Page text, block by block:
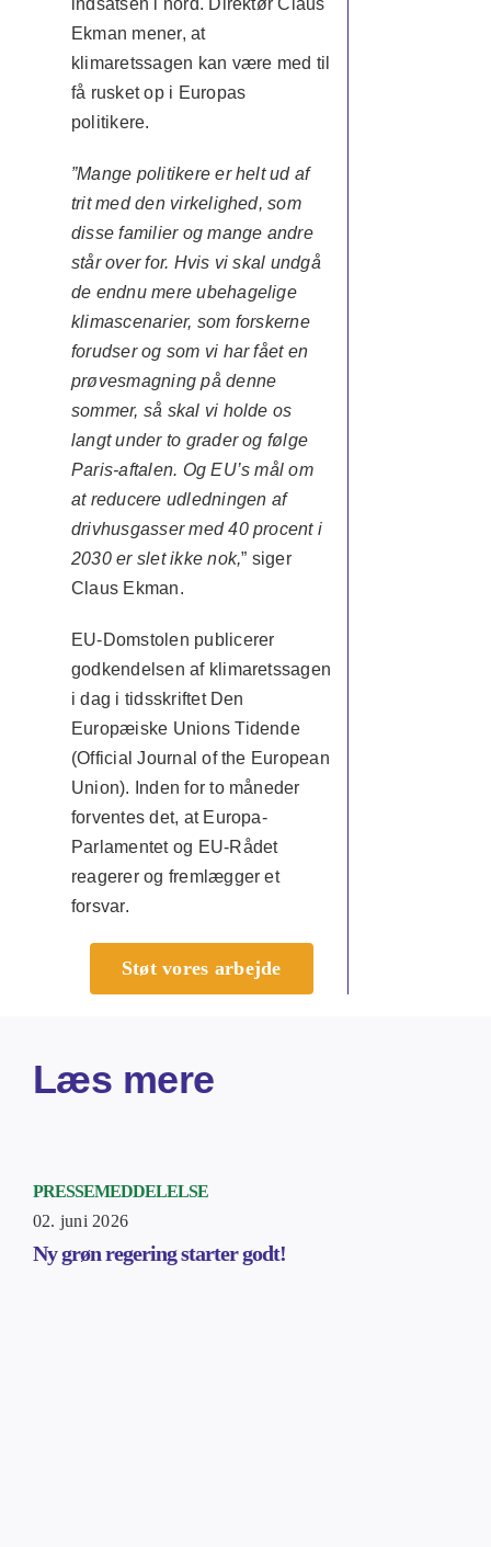
indsatsen i nord. Direktør Claus
Ekman mener, at
klimaretssagen kan være med til
få rusket op i Europas
politikere.
”Mange politikere er helt ud af
trit med den virkelighed, som
disse familier og mange andre
står over for. Hvis vi skal undgå
de endnu mere ubehagelige
klimascenarier, som forskerne
forudser og som vi har fået en
prøvesmagning på denne
sommer, så skal vi holde os
langt under to grader og følge
Paris-aftalen. Og EU’s mål om
at reducere udledningen af
drivhusgasser med 40 procent i
2030 er slet ikke nok,” siger
Claus Ekman.
EU-Domstolen publicerer
godkendelsen af klimaretssagen
i dag i tidsskriftet Den
Europæiske Unions Tidende
(Official Journal of the European
Union). Inden for to måneder
forventes det, at Europa-
Parlamentet og EU-Rådet
reagerer og fremlægger et
forsvar.
Støt vores arbejde
Læs mere
PRESSEMEDDELELSE
02. juni 2026
Ny grøn regering starter godt!